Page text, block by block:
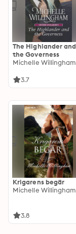
The Highlander and
the Governess
Michelle Willingham
3.7
Krigarens begär
Michelle Willingham
3.8